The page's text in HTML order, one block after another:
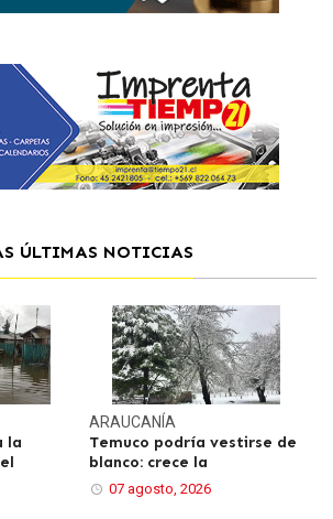
ÚLTIMAS NOTICIAS
la
ARAUCANÍA
Temuco podría vestirse de
blanco: crece la
07 agosto, 2026